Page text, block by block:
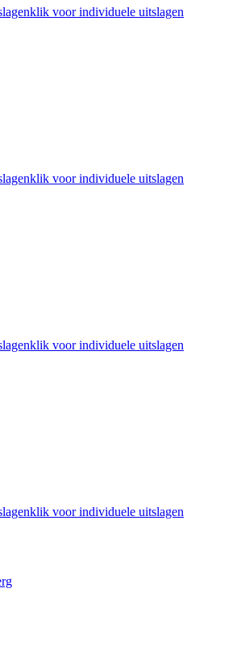
klik voor individuele uitslagen
klik voor individuele uitslagen
klik voor individuele uitslagen
klik voor individuele uitslagen